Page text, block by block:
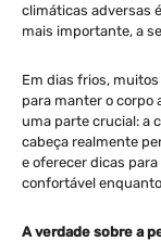
climáticas adversas
mais importante, a
Em dias frios,
para manter o corpo
uma parte crucial: a
cabeça realmente
e oferecer dicas
confortável
A verdade sobre a